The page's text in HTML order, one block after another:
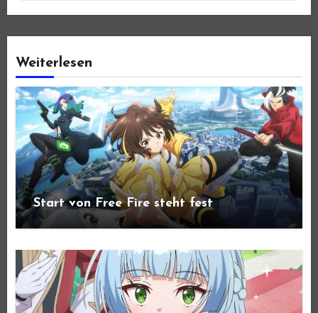
Weiterlesen
Start von Free Fire steht fest